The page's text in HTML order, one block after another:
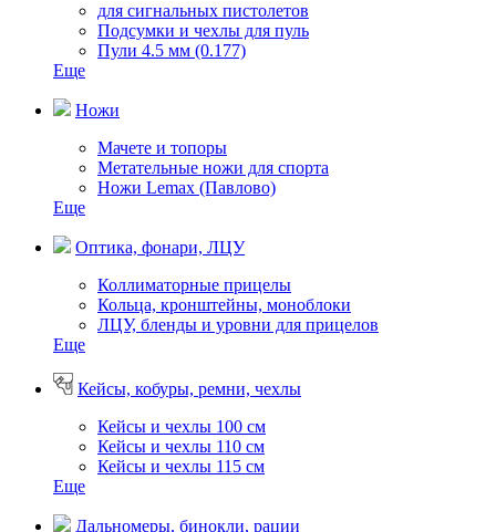
для сигнальных пистолетов
Подсумки и чехлы для пуль
Пули 4.5 мм (0.177)
Еще
Ножи
Мачете и топоры
Метательные ножи для спорта
Ножи Lemax (Павлово)
Еще
Оптика, фонари, ЛЦУ
Коллиматорные прицелы
Кольца, кронштейны, моноблоки
ЛЦУ, бленды и уровни для прицелов
Еще
Кейсы, кобуры, ремни, чехлы
Кейсы и чехлы 100 см
Кейсы и чехлы 110 см
Кейсы и чехлы 115 см
Еще
Дальномеры, бинокли, рации